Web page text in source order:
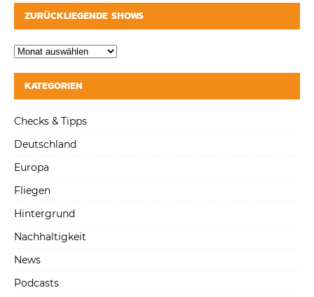
ZURÜCKLIEGENDE SHOWS
KATEGORIEN
Checks & Tipps
Deutschland
Europa
Fliegen
Hintergrund
Nachhaltigkeit
News
Podcasts